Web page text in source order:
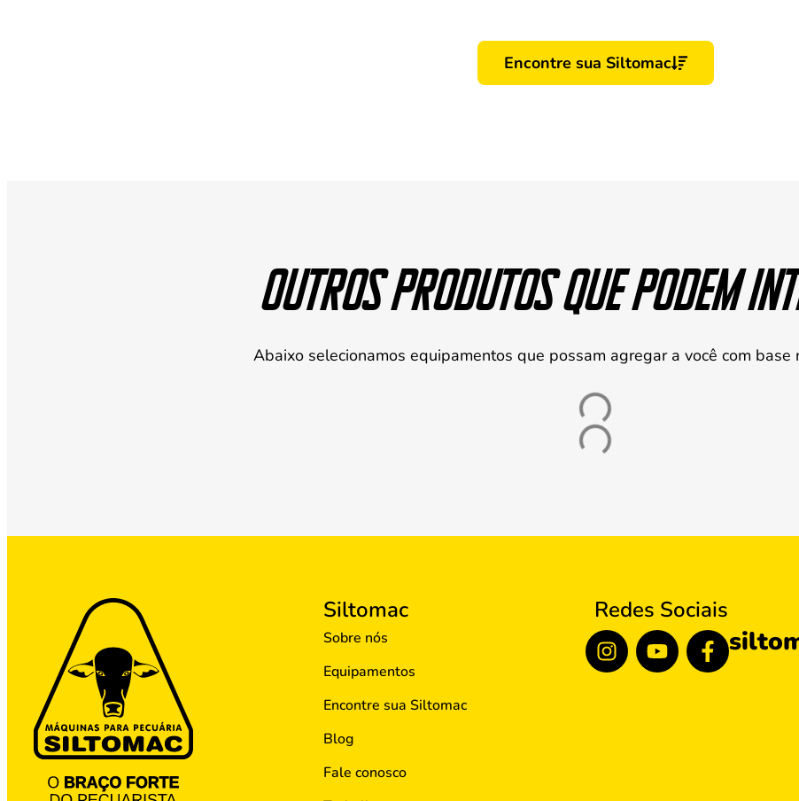
Encontre sua Siltomac
Outros produtos que podem
Abaixo selecionamos equipamentos que possam agregar a você com base
Siltomac
Sobre nós
Equipamentos
Encontre sua Siltomac
Blog
Fale conosco
Redes Sociais